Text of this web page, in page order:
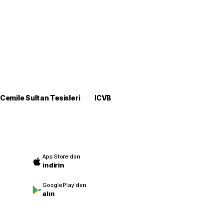
Cemile Sultan Tesisleri
ICVB
App Store'dan
indirin
Google Play'den
alın